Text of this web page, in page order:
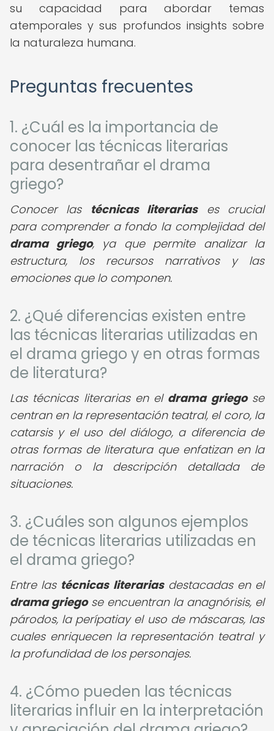
su capacidad para abordar temas
atemporales y sus profundos insights sobre
la naturaleza humana.
Preguntas frecuentes
1. ¿Cuál es la importancia de
conocer las técnicas literarias
para desentrañar el drama
griego?
Conocer las técnicas literariases crucial
para comprender a fondo la complejidad del
drama griego, ya que permite analizar la
estructura, los recursos narrativos y las
emociones que lo componen.
2. ¿Qué diferencias existen entre
las técnicas literarias utilizadas en
el drama griego y en otras formas
de literatura?
Las técnicas literarias en el drama griegose
centran en la representación teatral, el coro, la
catarsis y el uso del diálogo, a diferencia de
otras formas de literatura que enfatizan en la
narración o la descripción detallada de
situaciones.
3. ¿Cuáles son algunos ejemplos
de técnicas literarias utilizadas en
el drama griego?
Entre las técnicas literariasdestacadas en el
drama griegose encuentran la anagnórisis, el
párodos, la perípatiay el uso de máscaras, las
cuales enriquecen la representación teatral y
la profundidad de los personajes.
4. ¿Cómo pueden las técnicas
literarias influir en la interpretación